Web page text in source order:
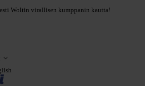
Woltin virallisen kumppanin kautta!